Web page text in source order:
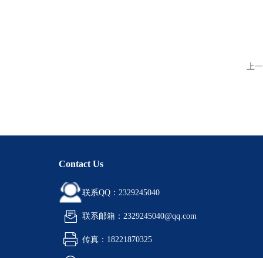
上
Contact Us
联系QQ：2329245040
联系邮箱：2329245040@qq.com
传真：18221870325